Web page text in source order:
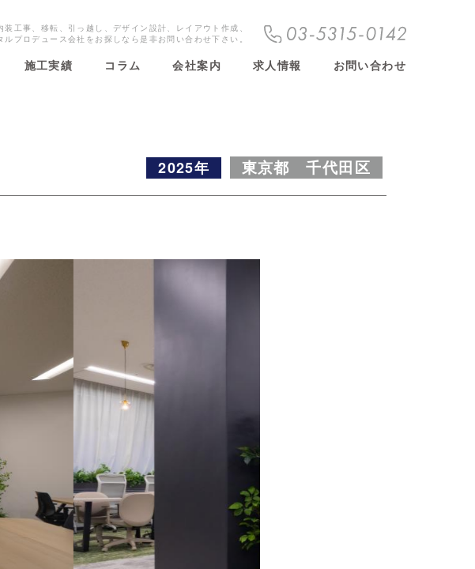
工事、移転、引っ越し、デザイン設計、レイアウト作成、
プロデュース会社をお探しなら是非お問い合わせ下さい。
施工実績 コラム 会社案内 求人情報 お問い合わせ
2025年 東京都 千代田区